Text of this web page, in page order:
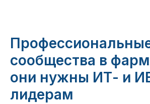
сообщества в
они нужны ИТ- и
лидерам